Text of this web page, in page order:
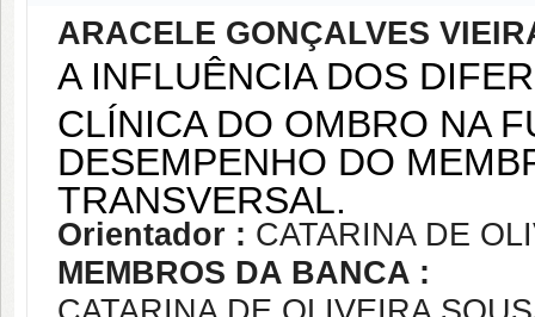
ARACELE GONÇALVES
A INFLUÊNCIA DOS
CLÍNICA DO OMBRO NA
DESEMPENHO DO
TRANSVERSAL.
Orientador : CATARINA DE
MEMBROS DA BANCA :